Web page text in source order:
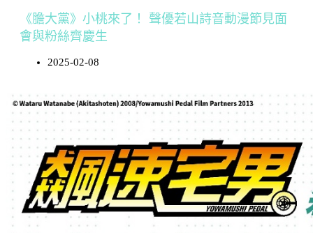
《膽大黨》小桃來了！ 聲優若山詩音動漫節見面
會與粉絲齊慶生
2025-02-08